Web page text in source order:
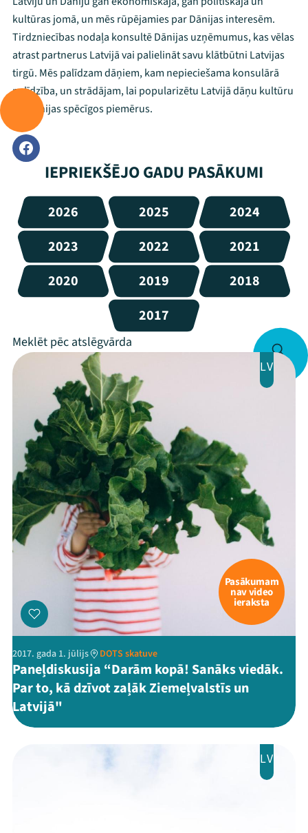
kultūras jomā, un mēs rūpējamies par Dānijas interesēm.
Tirdzniecības nodaļa konsultē Dānijas uzņēmumus, kas vēlas
atrast partnerus Latvijā vai palielināt savu klātbūtni Latvijas
tirgū. Mēs palīdzam dāņiem, kam nepieciešama konsulārā
palīdzība, un strādājam, lai popularizētu Latvijā dāņu kultūru
un Dānijas spēcīgos piemērus.
IEPRIEKŠĒJO GADU PASĀKUMI
2026 2025
2024
2023
2022
2021
2020
2019
2018
2017
LV
Pasākumam
nav video
ieraksta
2017. gada 1. jūlijs DOTS skatuve
Paneļdiskusija “Darām kopā! Sanāks viedāk.
Par to, kā dzīvot zaļāk Ziemeļvalstīs un
Latvijā"
LV